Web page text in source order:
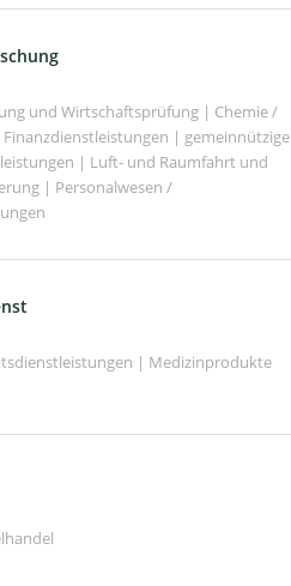
und Wirtschaftsprüfung | Chemie /
| gemeinnützige
| Luft- und Raumfahrt und
| Personalwesen /
| Medizinprodukte